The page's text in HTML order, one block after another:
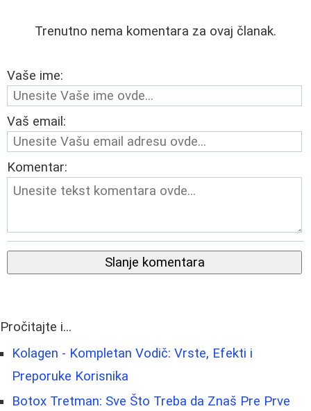
Trenutno nema komentara za ovaj članak.
Vaše ime:
Vaš email:
Komentar:
Slanje komentara
Pročitajte i...
Kolagen - Kompletan Vodič: Vrste, Efekti i
Preporuke Korisnika
Botox Tretman: Sve Što Treba da Znaš Pre Prve